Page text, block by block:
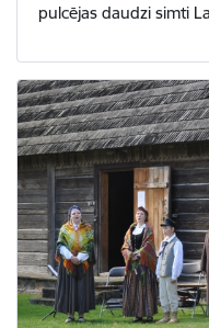
pulcējas daudzi simti